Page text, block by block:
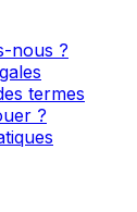
nous ?
termes
?